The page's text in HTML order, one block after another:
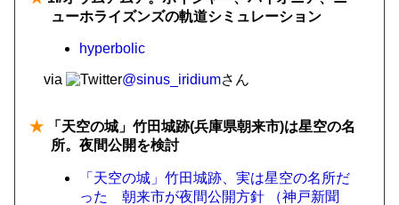
ューホライズンズの軌道シミュレーション
hyperbolic
via @sinus_iridiumさん
★ 「天空の城」竹田城跡(兵庫県朝来市)は星空の名
所。夜間公開を検討
「天空の城」竹田城跡、実は星空の名所だ
った 朝来市が夜間公開方針 （神戸新聞